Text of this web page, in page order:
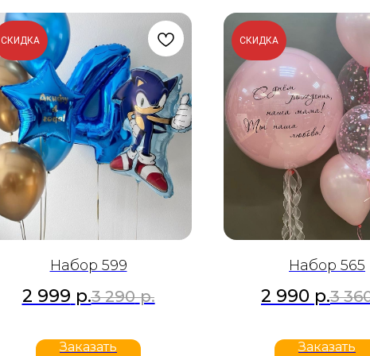
СКИДКА
Набор 599
2 999 р.3 290 р.
Заказать
СКИДКА
Набор 565
2 990 р.3
Заказать